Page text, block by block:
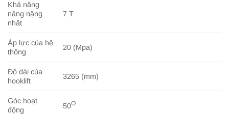
Khả năng
nâng nặng
nhất
7 T
Áp lực của hệ
thống
20 (Mpa)
Độ dài của
hooklift
3265 (mm)
Góc hoạt
động
50O